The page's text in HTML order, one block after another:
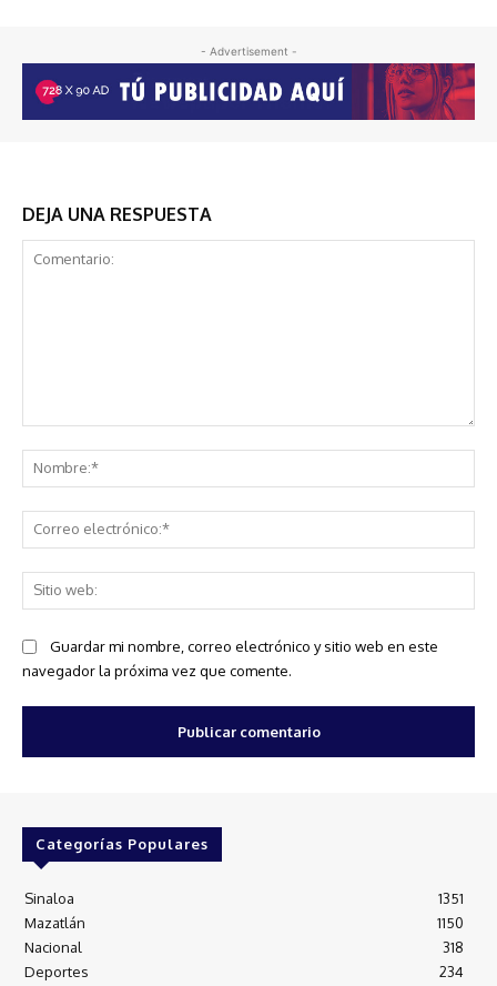
- Advertisement -
DEJA UNA RESPUESTA
Guardar mi nombre, correo electrónico y sitio web en este
navegador la próxima vez que comente.
Categorías Populares
Sinaloa
1351
Mazatlán
1150
Nacional
318
Deportes
234